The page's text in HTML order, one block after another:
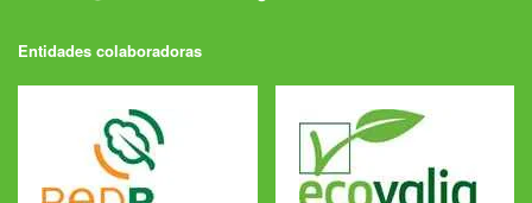
Entidades colaboradoras